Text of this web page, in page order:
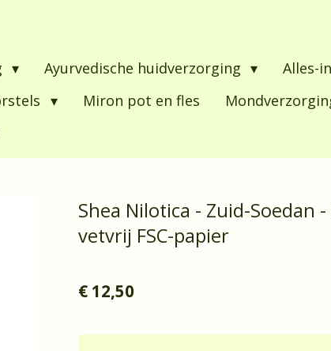
Ayurvedische huidverzorging Alles-
Miron pot en fles
Shea Nilotica - Zuid-Soedan
vetvrij FSC-papier
€ 12,50